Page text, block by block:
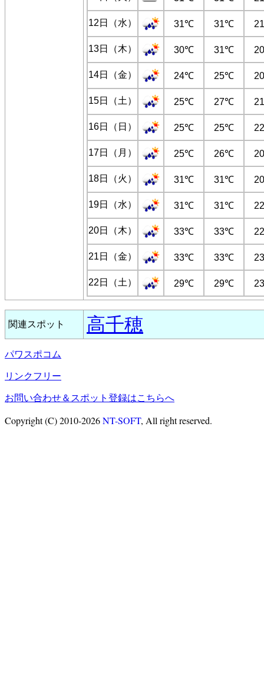
12日（水） 31℃ 31℃
13日（木） 30℃ 31℃
14日（金） 24℃ 25℃
15日（土） 25℃ 27℃
16日（日） 25℃ 25℃
17日（月） 25℃ 26℃
18日（火） 31℃ 31℃
19日（水） 31℃ 31℃
20日（木） 33℃ 33℃
21日（金） 33℃ 33℃
22日（土） 29℃ 29℃
関連スポット 高千穂
パワスポコム
リンクフリー
お問い合わせ＆スポット登録はこちらへ
Copyright (C) 2010-2026NT-SOFT, All right reserved.